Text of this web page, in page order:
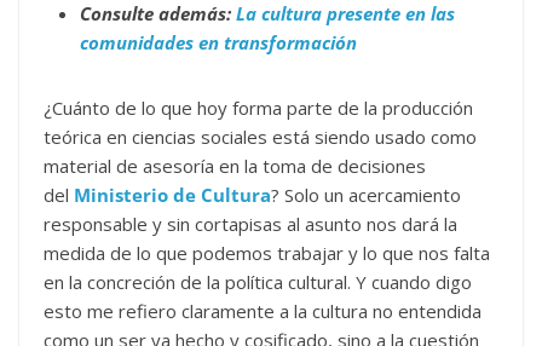
Consulte además: La cultura presente en las
comunidades en transformación
¿Cuánto de lo que hoy forma parte de la producción
teórica en ciencias sociales está siendo usado como
material de asesoría en la toma de decisiones
del Ministerio de Cultura? Solo un acercamiento
responsable y sin cortapisas al asunto nos dará la
medida de lo que podemos trabajar y lo que nos falta
en la concreción de la política cultural. Y cuando digo
esto me refiero claramente a la cultura no entendida
como un ser ya hecho y cosificado, sino a la cuestión